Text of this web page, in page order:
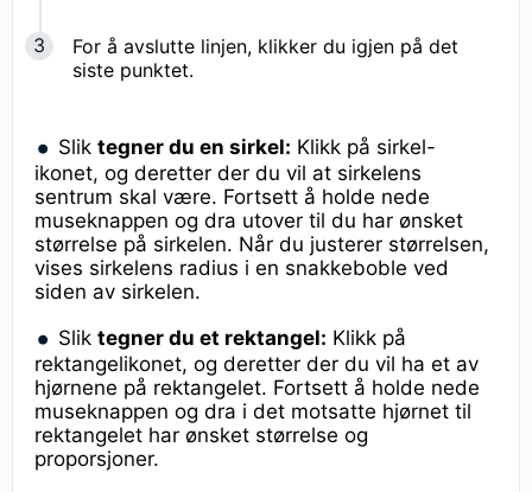
For å avslutte linjen, klikker du igjen på det
siste punktet.
Sliktegner du en sirkel: Klikk på sirkel-
ikonet, og deretter der du vil at sirkelens
sentrum skal være. Fortsett å holde nede
museknappen og dra utover til du har ønsket
størrelse på sirkelen. Når du justerer størrelsen,
vises sirkelens radius i en snakkeboble ved
siden av sirkelen.
Sliktegner du et rektangel: Klikk på
rektangelikonet, og deretter der du vil ha et av
hjørnene på rektangelet. Fortsett å holde nede
museknappen og dra i det motsatte hjørnet til
rektangelet har ønsket størrelse og
proporsjoner.